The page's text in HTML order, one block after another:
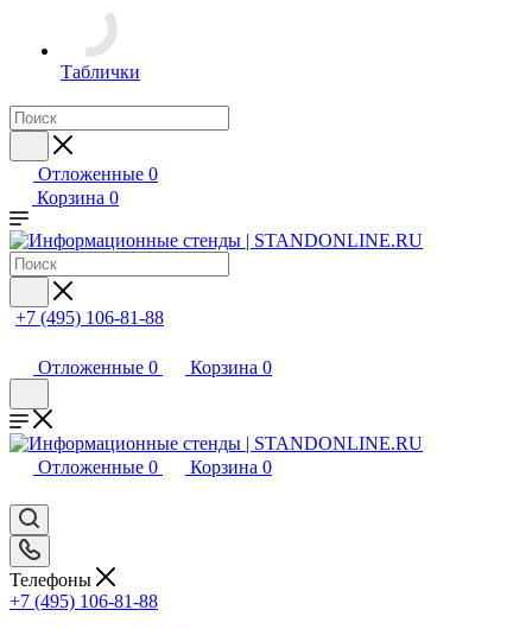
Таблички
Отложенные 0
Корзина 0
+7 (495) 106-81-88
Отложенные 0 Корзина 0
Отложенные 0 Корзина 0
Телефоны
+7 (495) 106-81-88